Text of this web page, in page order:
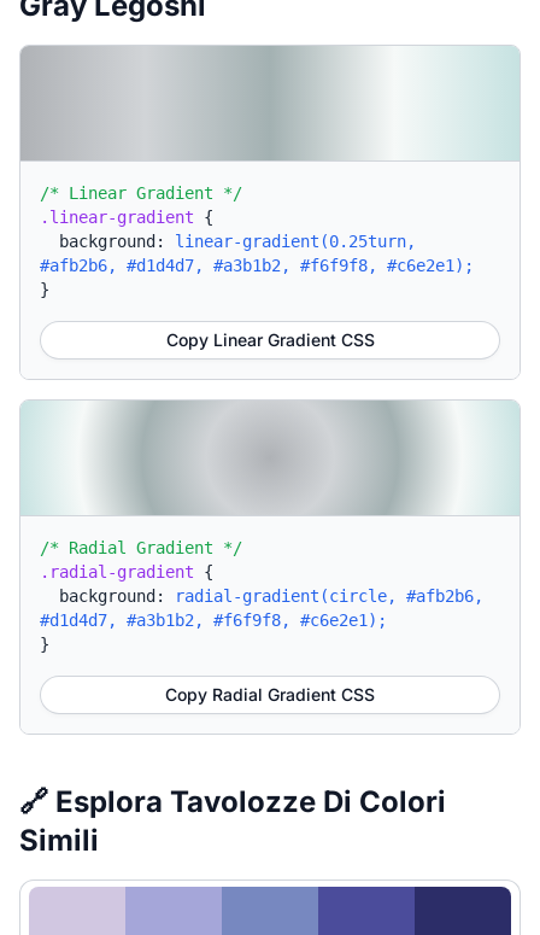
/* Linear Gradient */
.linear-gradient {
background: linear-gradient(0.25turn,
#afb2b6, #d1d4d7, #a3b1b2, #f6f9f8, #c6e2e1);
}
Copy Linear Gradient CSS
/* Radial Gradient */
.radial-gradient {
background:
radial-gradient(circle, #afb2b6,
#d1d4d7, #a3b1b2, #f6f9f8, #c6e2e1);
}
Copy Radial Gradient CSS
🔗 Esplora Tavolozze Di Colori
Simili